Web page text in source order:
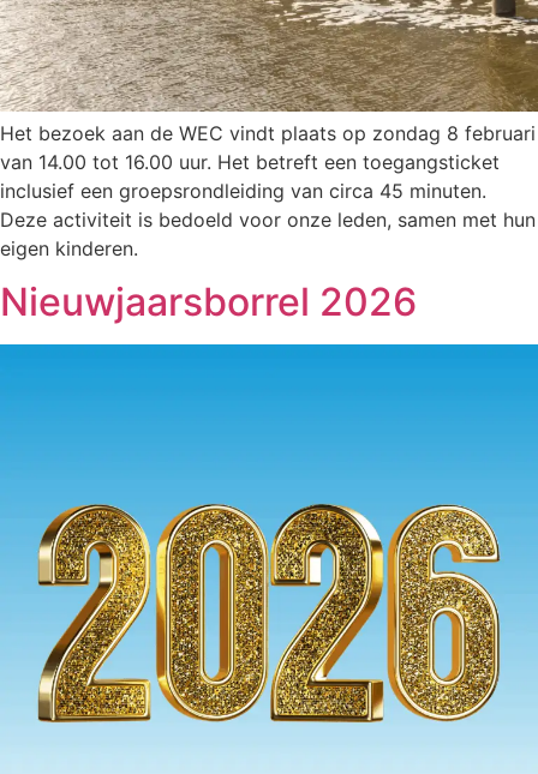
Het bezoek aan de WEC vindt plaats op zondag 8 februari
van 14.00 tot 16.00 uur. Het betreft een toegangsticket
inclusief een groepsrondleiding van circa 45 minuten.
Deze activiteit is bedoeld voor onze leden, samen met hun
eigen kinderen.
Nieuwjaarsborrel 2026